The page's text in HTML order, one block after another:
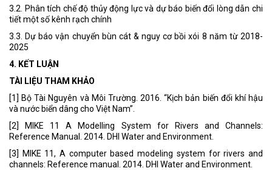
3.2. Phân tích chế độ thủy động lực và dự báo biến đổi lòng dẫn chi
tiết một số kênh rạch chính
3.3. Dự báo vận chuyển bùn cát & nguy cơ bồi xói 8 năm từ 2018-
2025
4. KẾT LUẬN
TÀI LIỆU THAM KHẢO
[1] Bộ Tài Nguyên và Môi Trường. 2016. “Kịch bản biến đổi khí hậu
và nước biển dâng cho Việt Nam”.
[2] MIKE 11 A Modelling System for Rivers and Channels:
Reference Manual. 2014. DHI Water and Environment.
[3] MIKE 11, A computer based modeling system for rivers and
channels: Reference manual. 2014. DHI Water and Environment.